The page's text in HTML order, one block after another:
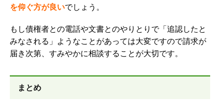
を仰ぐ方が良いでしょう。
もし債権者との電話や文書とのやりとりで「追認したと
みなされる」ようなことがあっては大変ですので請求が
届き次第、すみやかに相談することが大切です。
まとめ